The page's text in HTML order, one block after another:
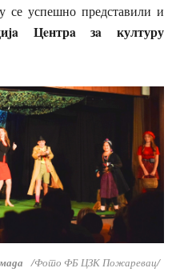
се успешно представили и
Цeнтрa зa културу
/Фото ФБ ЦЗК Пожаревац/